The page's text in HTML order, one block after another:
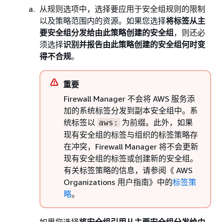
从规则选项中，选择要应用于安全组规则的限制
以及策略范围内的资源。如果您选择将标签从主
要安全组分发给由此策略创建的安全组，则还必
须选择识别并报告由此策略创建的安全组何时变
得不合规。
重要
Firewall Manager 不会将 AWS 服务添
加的系统标签分发到副本安全组中。系
统标签以 aws:
为前缀。此外，如果
现有安全组的标签与组织的标签策略存
在冲突，Firewall Manager 将不会更新
现有安全组的标签或创建新的安全组。
有关标签策略的信息，请参阅《 AWS
Organizations 用户指南》中的标签策
略。